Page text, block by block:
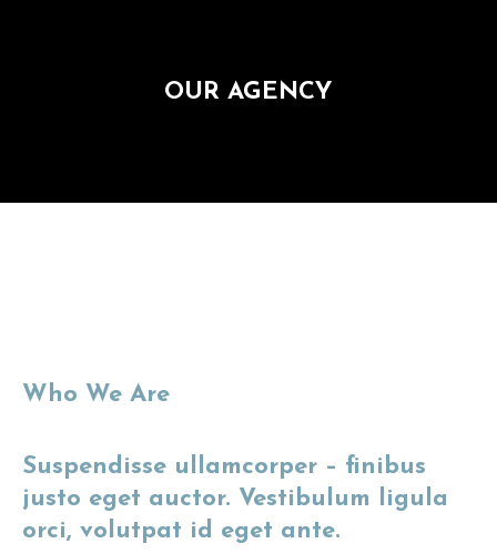
OUR AGENCY
Who We Are
Suspendisse ullamcorper – finibus
justo eget auctor. Vestibulum ligula
orci, volutpat id eget ante.